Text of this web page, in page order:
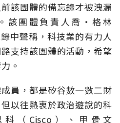
該團體的備忘錄才被洩漏
該團體負責人喬‧格林
中聲稱，科技業的有力人
支持該團體的活動，希望
。
員，都是矽谷數一數二財
以往熱衷於政治遊說的科
（Cisco）、甲骨文